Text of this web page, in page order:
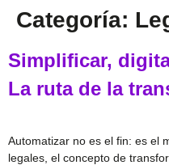
Categoría:
Simplificar,
La ruta de la
Automatizar no es el fin: es el
legales, el concepto de